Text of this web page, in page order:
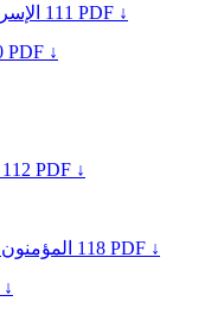
111 PDF ↓
PDF ↓
112 PDF ↓
المؤمنون 118 PDF ↓